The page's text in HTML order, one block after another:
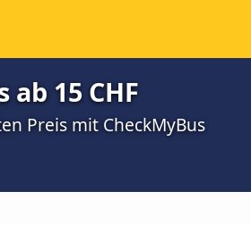
15 CHF
Preis mit CheckMyBus